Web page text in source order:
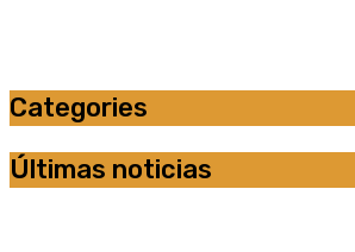
Categories
Últimas noticias